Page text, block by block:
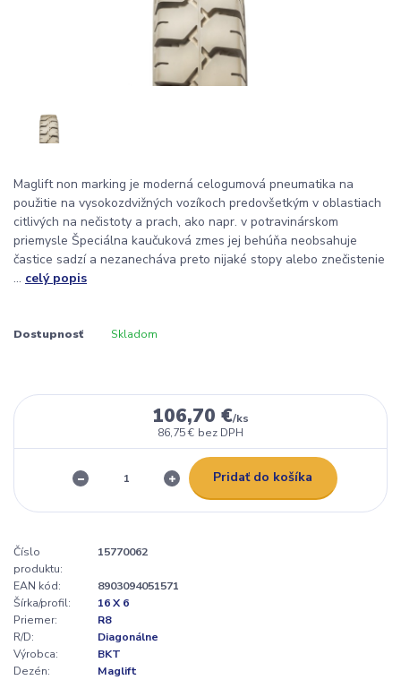
Maglift non marking je moderná celogumová pneumatika na
použitie na vysokozdvižných vozíkoch predovšetkým v oblastiach
citlivých na nečistoty a prach, ako napr. v potravinárskom
priemysle Špeciálna kaučuková zmes jej behúňa neobsahuje
častice sadzí a nezanecháva preto nijaké stopy alebo znečistenie
... celý popis
Dostupnosť Skladom
106,70 €/ks
86,75 € bez DPH
Pridať do košíka
Číslo
produktu:
15770062
EAN kód:
8903094051571
Šírka/profil:
16 X 6
Priemer:
R8
R/D:
Diagonálne
Výrobca:
BKT
Dezén:
Maglift